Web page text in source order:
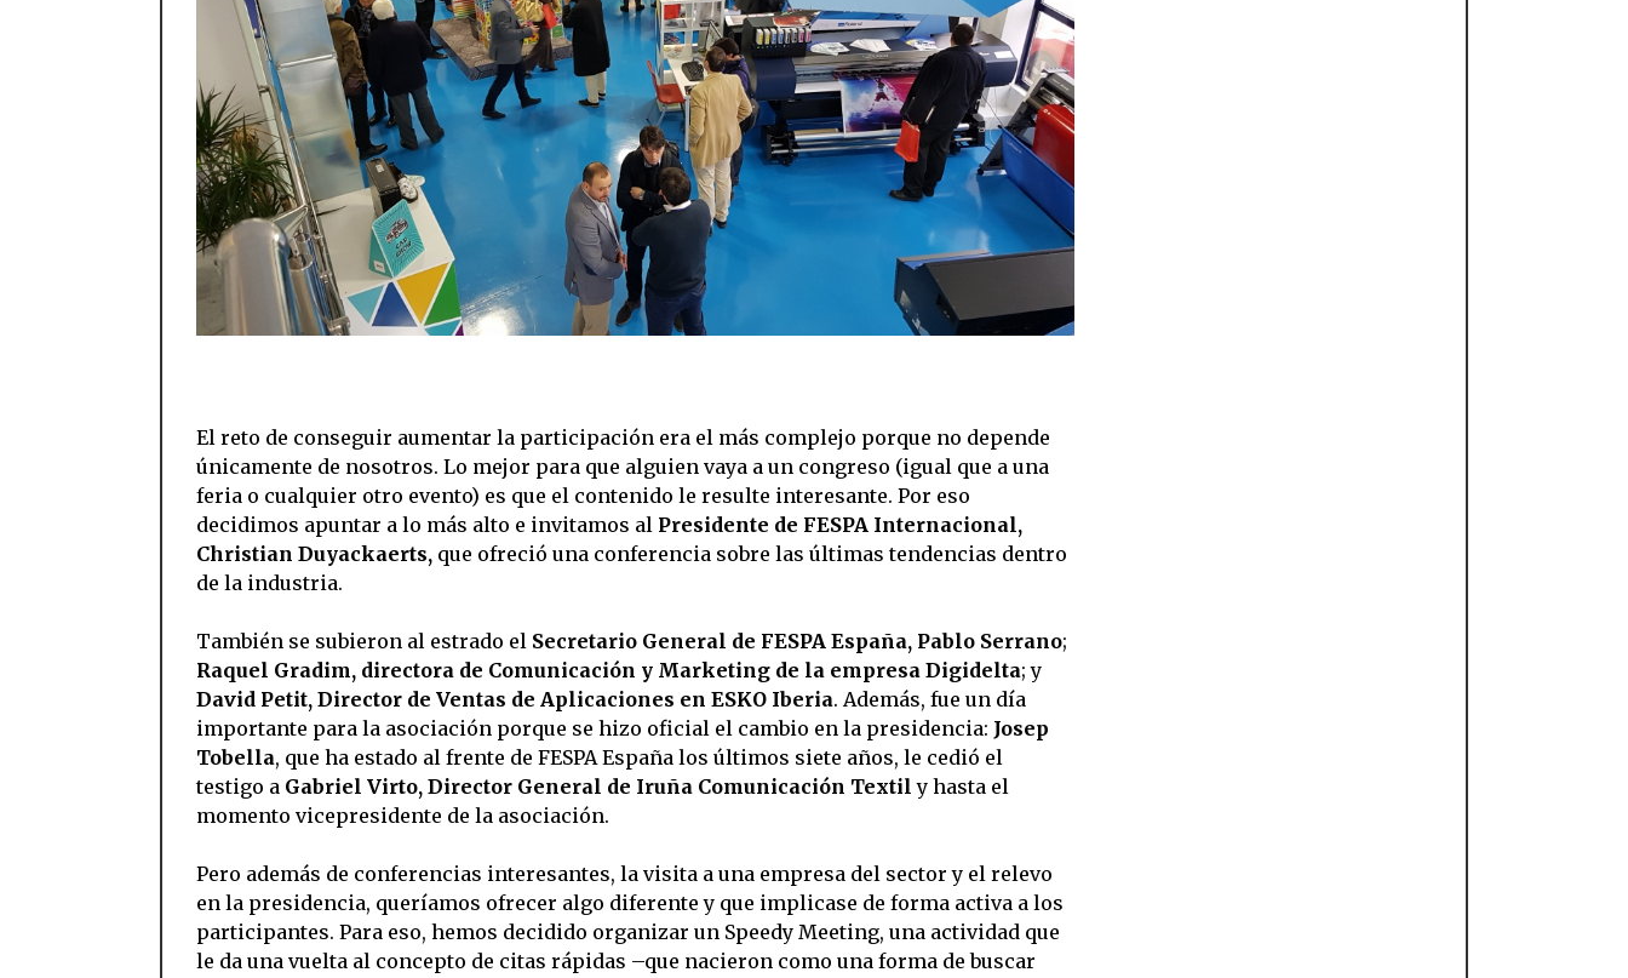
El reto de conseguir aumentar la participación era el más complejo porque no depende
únicamente de nosotros. Lo mejor para que alguien vaya a un congreso (igual que a una
feria o cualquier otro evento) es que el contenido le resulte interesante. Por eso
decidimos apuntar a lo más alto e invitamos al Presidente de FESPA Internacional,
Christian Duyackaerts, que ofreció una conferencia sobre las últimas tendencias dentro
de la industria.
También se subieron al estrado el Secretario General de FESPA España, Pablo Serrano;
Raquel Gradim, directora de Comunicación y Marketing de la empresa Digidelta; y
David Petit, Director de Ventas de Aplicaciones en ESKO Iberia. Además, fue un día
importante para la asociación porque se hizo oficial el cambio en la presidencia: Josep
Tobella, que ha estado al frente de FESPA España los últimos siete años, le cedió el
testigo a Gabriel Virto, Director General de Iruña Comunicación Textil y hasta el
momento vicepresidente de la asociación.
Pero además de conferencias interesantes, la visita a una empresa del sector y el relevo
en la presidencia, queríamos ofrecer algo diferente y que implicase de forma activa a los
participantes. Para eso, hemos decidido organizar un Speedy Meeting, una actividad que
le da una vuelta al concepto de citas rápidas –que nacieron como una forma de buscar